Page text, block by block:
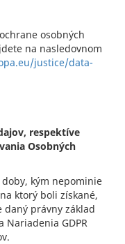
osobných
na nasledovnom
justice/data-
respektíve
Osobných
kým nepominie
ktorý boli získané,
daný právny základ
Nariadenia GDPR